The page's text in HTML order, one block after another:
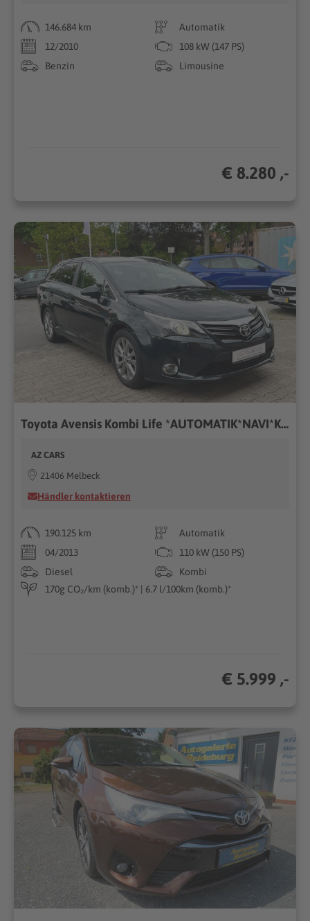
146.684 km
Automatik
12/2010
108 kW (147 PS)
Benzin
Limousine
€ 8.280 ,-
Toyota Avensis Kombi Life *AUTOMATIK*NAVI*KAMERA*XENON*
AZ CARS
21406 Melbeck
Händler kontaktieren
190.125 km
Automatik
04/2013
110 kW (150 PS)
Diesel
Kombi
170g CO₂/km (komb.)* | 6.7 l/100km (komb.)*
€ 5.999 ,-